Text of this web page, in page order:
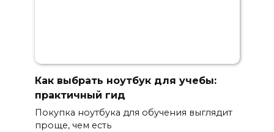
Как выбрать ноутбук для учебы:
практичный гид
Покупка ноутбука для обучения выглядит
проще, чем есть